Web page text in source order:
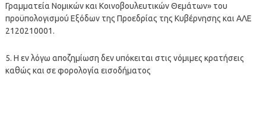
Γραμματεία Νομικών και Κοινοβουλευτικών Θεμάτων» του
προϋπολογισμού Εξόδων της Προεδρίας της Κυβέρνησης και ΑΛΕ
2120210001.
5. Η εν λόγω αποζημίωση δεν υπόκειται στις νόμιμες κρατήσεις
καθώς και σε φορολογία εισοδήματος